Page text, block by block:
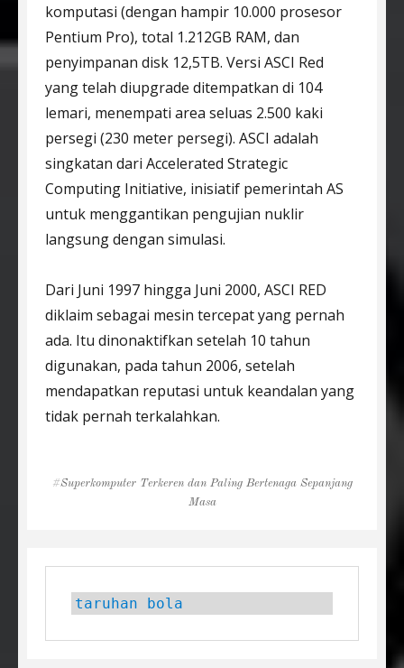
komputasi (dengan hampir 10.000 prosesor
Pentium Pro), total 1.212GB RAM, dan
penyimpanan disk 12,5TB. Versi ASCI Red
yang telah diupgrade ditempatkan di 104
lemari, menempati area seluas 2.500 kaki
persegi (230 meter persegi). ASCI adalah
singkatan dari Accelerated Strategic
Computing Initiative, inisiatif pemerintah AS
untuk menggantikan pengujian nuklir
langsung dengan simulasi.
Dari Juni 1997 hingga Juni 2000, ASCI RED
diklaim sebagai mesin tercepat yang pernah
ada. Itu dinonaktifkan setelah 10 tahun
digunakan, pada tahun 2006, setelah
mendapatkan reputasi untuk keandalan yang
tidak pernah terkalahkan.
Tags
Superkomputer Terkeren dan Paling Bertenaga Sepanjang
Masa
taruhan bola